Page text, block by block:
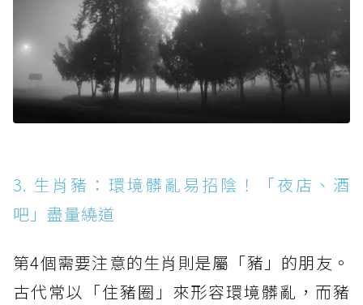
3. 生肖豬：環境髒亂易招陰！「夜店、酒
吧」盡量繞道
第4個需要注意的生肖則是屬「豬」的朋友。
古代常以「住豬圈」來形容環境髒亂，而豬